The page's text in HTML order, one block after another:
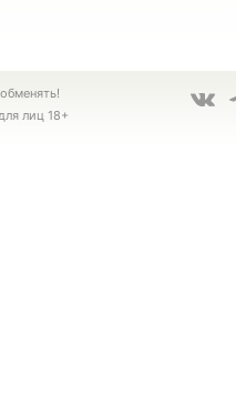
лиц 18+